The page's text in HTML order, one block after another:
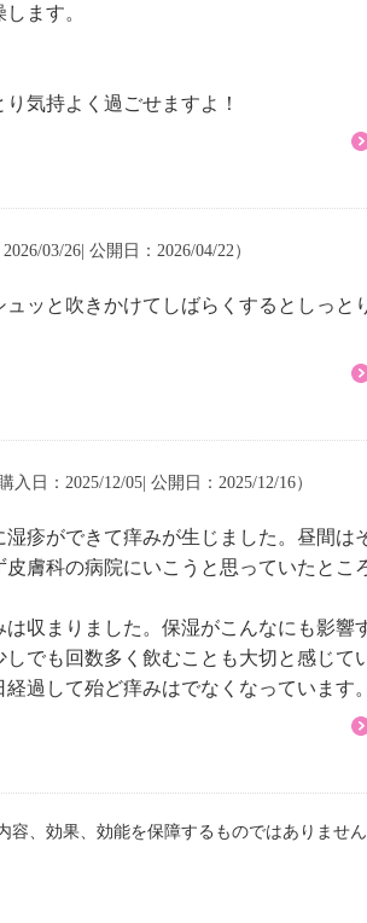
ます。
気持よく過ごせますよ！
03/26| 公開日：2026/04/22）
ッと吹きかけてしばらくするとしっと
入日：2025/12/05| 公開日：2025/12/16）
疹ができて痒みが生じました。昼間は
膚科の病院にいこうと思っていたと
収まりました。保湿がこんなにも影響
でも回数多く飲むことも大切と感じて
過して殆ど痒みはでなくなっています
容、効果、効能を保障するものではありませ